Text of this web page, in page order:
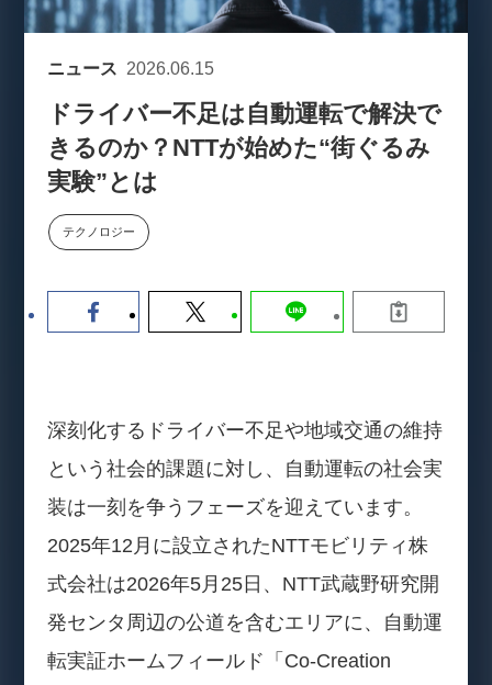
サイトマップ
お問い合わせ
個人情報保護法について
採用情報
数値化する」～投資される事業の
学ぶ資金調達・巻き込みのリアル
2026-06-10
セミナー
ニュース 2026.06.15
ドライバー不足は自動運転で解決で
きるのか？NTTが始めた“街ぐるみ
実験”とは
テクノロジー
深刻化するドライバー不足や地域交通の維持
という社会的課題に対し、自動運転の社会実
装は一刻を争うフェーズを迎えています。
2025年12月に設立されたNTTモビリティ株
式会社は2026年5月25日、NTT武蔵野研究開
発センタ周辺の公道を含むエリアに、自動運
転実証ホームフィールド「Co-Creation